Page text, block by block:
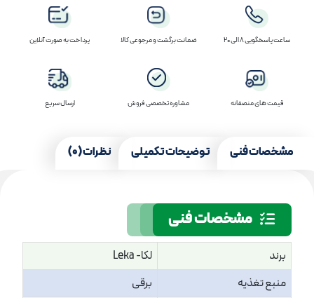
ساعت پاسخگویی 8 الی 20 ضمانت برگشت و مرجوعی کالا پرداخت به صورت آنلاین
قیمت های منصفانه مشاوره تخصصی فروش ارسال سریع
مشخصات فنی توضیحات تکمیلی نظرات (0)
مشخصات فنی
برند
لکا- Leka
منبع تغذیه
برقی